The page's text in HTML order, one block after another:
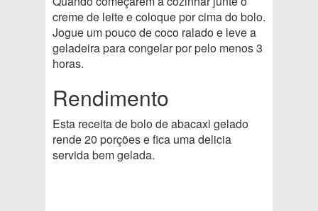
creme de leite e coloque por cima do bolo.
Jogue um pouco de coco ralado e leve a
geladeira para congelar por pelo menos 3
horas.
Rendimento
Esta receita de bolo de abacaxi gelado
rende 20 porções e fica uma delicia
servida bem gelada.